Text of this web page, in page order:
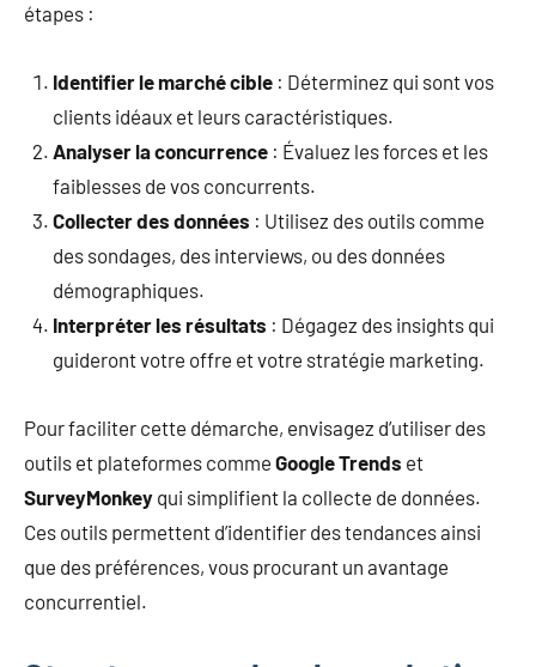
étapes :
Identifier le marché cible : Déterminez qui sont vos
clients idéaux et leurs caractéristiques.
Analyser la concurrence : Évaluez les forces et les
faiblesses de vos concurrents.
Collecter des données : Utilisez des outils comme
des sondages, des interviews, ou des données
démographiques.
Interpréter les résultats : Dégagez des insights qui
guideront votre offre et votre stratégie marketing.
Pour faciliter cette démarche, envisagez d’utiliser des
outils et plateformes comme Google Trends et
SurveyMonkey qui simplifient la collecte de données.
Ces outils permettent d’identifier des tendances ainsi
que des préférences, vous procurant un avantage
concurrentiel.